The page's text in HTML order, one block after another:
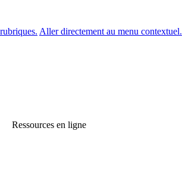
Aller directement au menu contextuel.
Ressources en ligne